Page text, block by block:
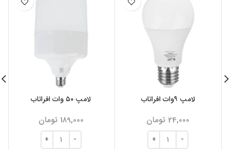
لامپ ۹وات افراتاب
24,000 تومان
لامپ ۵۰ وات افراتاب
189,000 تومان